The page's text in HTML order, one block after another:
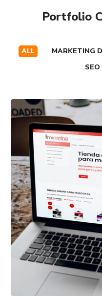
Portfolio
ALL MARKETING
SEO